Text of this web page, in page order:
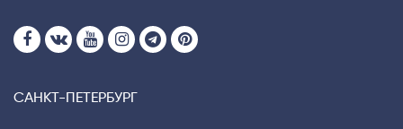
САНКТ-ПЕТЕРБУРГ